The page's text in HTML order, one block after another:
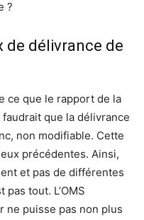
?
de délivrance de
ce que le rapport de la
que la délivrance
non modifiable. Cette
précédentes. Ainsi,
et pas de différentes
tout. L’OMS
ne puisse pas non plus